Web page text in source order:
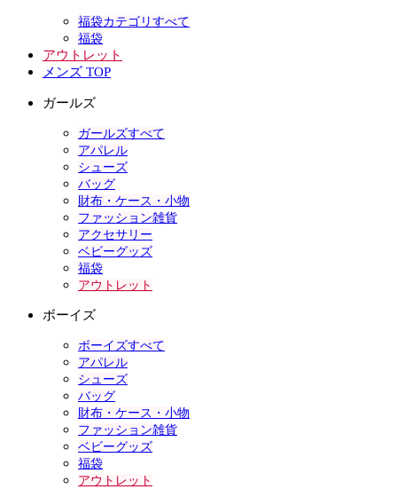
福袋カテゴリすべて
福袋
アウトレット
メンズ TOP
ガールズ
ガールズすべて
アパレル
シューズ
バッグ
財布・ケース・小物
ファッション雑貨
アクセサリー
ベビーグッズ
福袋
アウトレット
ボーイズ
ボーイズすべて
アパレル
シューズ
バッグ
財布・ケース・小物
ファッション雑貨
ベビーグッズ
福袋
アウトレット